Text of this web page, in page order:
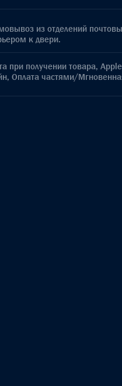
из отделений
к двери.
при получении товара,
Оплата частями/